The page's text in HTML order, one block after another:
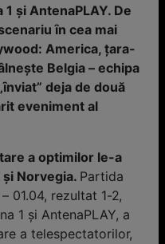
și AntenaPLAY. De
ȋn cea mai
America, ţara-
Belgia – echipa
deja de două
eveniment al
a optimilor le-a
Norvegia. Partida
01.04, rezultat 1-2,
1 și AntenaPLAY, a
a telespectatorilor,